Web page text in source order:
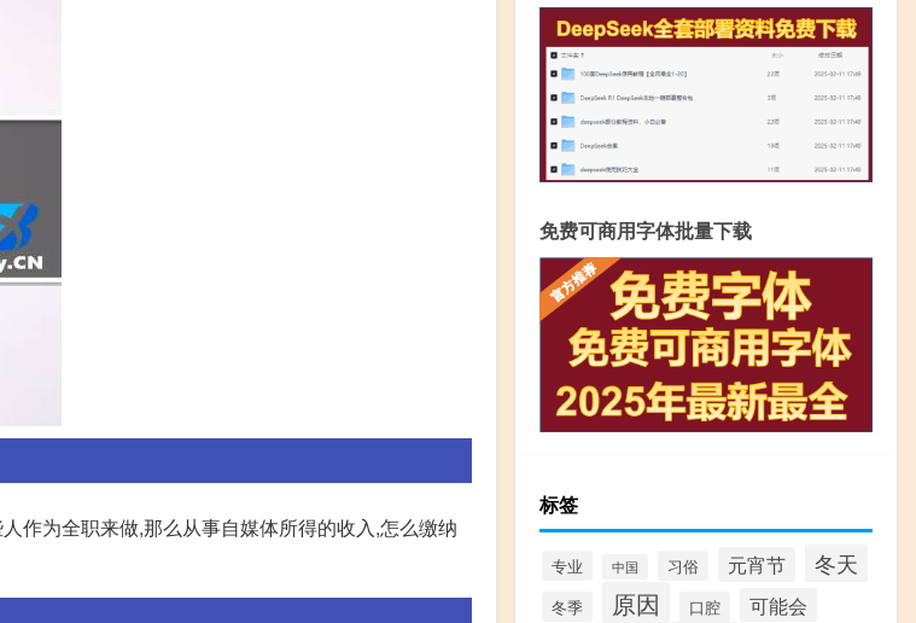
作为全职来做,那么从事自媒体所得的收入,怎么缴纳
免费可商用字体批量下载
标签
专业 中国 习俗 元宵节 冬天
冬季 原因 口腔
可能会